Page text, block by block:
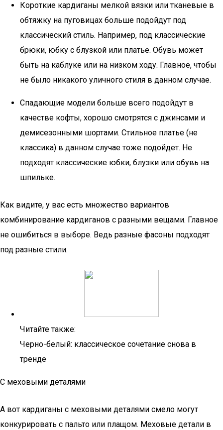
Короткие кардиганы мелкой вязки или тканевые в
обтяжку на пуговицах больше подойдут под
классический стиль. Например, под классические
брюки, юбку с блузкой или платье. Обувь может
быть на каблуке или на низком ходу. Главное, чтобы
не было никакого уличного стиля в данном случае.
Спадающие модели больше всего подойдут в
качестве кофты, хорошо смотрятся с джинсами и
демисезонными шортами. Стильное платье (не
классика) в данном случае тоже подойдет. Не
подходят классические юбки, блузки или обувь на
шпильке.
Как видите, у вас есть множество вариантов
комбинирование кардиганов с разными вещами. Главное
не ошибиться в выборе. Ведь разные фасоны подходят
под разные стили.
Читайте также:
Черно-белый: классическое сочетание снова в
тренде
С меховыми деталями
А вот кардиганы с меховыми деталями смело могут
конкурировать с пальто или плащом. Меховые детали в